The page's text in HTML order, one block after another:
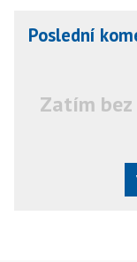
Poslední
Zatím